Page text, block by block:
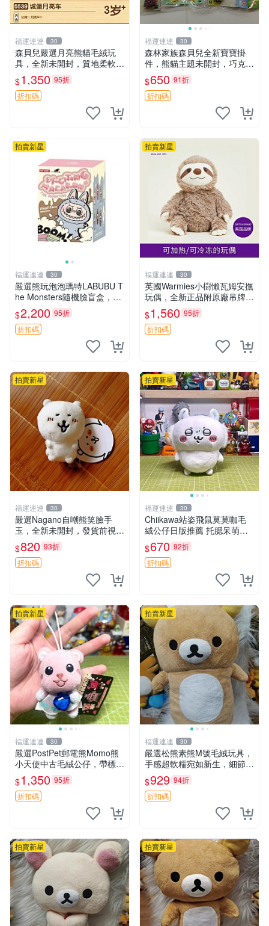
福運連連 30
森貝兒嚴選月亮熊貓毛絨玩
具，全新未開封，質地柔軟適
合收藏 月亮熊貓 毛絨玩具 新
款 儲倉直銷
$1,350 95折
折扣碼
福運連連 30
森林家族森貝兒全新寶寶掛
件，熊貓主題未開封，巧克力
兔牛奶兔郁金香兔貓吉娃娃嚴
選，適合收藏 熊貓 森林 寶寶
$650 91折
折扣碼
拍賣新星
福運連連 30
嚴選熊玩泡泡瑪特LABUBU T
he Monsters隨機臉盲盒，萌
趣馬卡龍設計 芝麻豆豆 LAB
UBU LABUBU THE MONST
ERS 橙色豆
$2,200 95折
折扣碼
拍賣新星
福運連連 30
英國Warmies小樹懶瓦姆安撫
玩偶，全新正品附原廠吊牌與
防塵袋，內藏薰衣草可加熱，
適合各個年齡層，冷暖兩用享
受抱抱樂趣，不容錯過嚴選好
$1,560 95折
折扣碼
拍賣新星
福運連連 30
嚴選Nagano自嘲熊笑臉手
玉，全新未開封，發貨前視頻
確認，海南 廣西 貴州 嚴選N
agano自嘲熊笑臉手玉，全新
未開封，發貨前視頻確認，四
$820 93折
折扣碼
拍賣新星
福運連連 30
Chiikawa站姿飛鼠莫莫咖毛
絨公仔日版推薦 托腮呆萌可
愛 15cm豆袋底部 當代嚴選
毛絨玩具 公仔 莫莫卡 像人
$670 92折
折扣碼
拍賣新星
福運連連 30
嚴選PostPet郵電熊Momo熊
小天使中古毛絨公仔，帶標牌
保存完好。絕版稀有少見收藏
品，微瑕可接受，狀態如圖。
所見即所得，毛絨精品嚴選推
$1,350 95折
折扣碼
拍賣新星
福運連連 30
嚴選松熊素熊M號毛絨玩具，
手感超軟糯宛如新生，細節精
緻完美無瑕，推薦送禮或珍
藏，中古狀態保養得宜。 松
熊 素熊 毛絨doll
$929 94折
折扣碼
拍賣新星 拍賣新星